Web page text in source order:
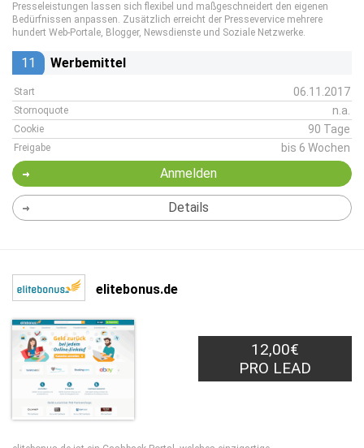
Presseleistungen lassen sich flexibel und maßgeschneidert den eigenen
Bedürfnissen anpassen. Zusätzlich erreicht der Pressevervice mehrere
hundert Web-Portale, Blogger, Newsdienste und Soziale Netzwerke.
11 Werbemittel
Start 06.11.2017
Stornoquote n.a.
Cookie 90 Tage
Freigabe bis 6 Wochen
Anmelden
Details
elitebonus.de
12,00€
PRO LEAD